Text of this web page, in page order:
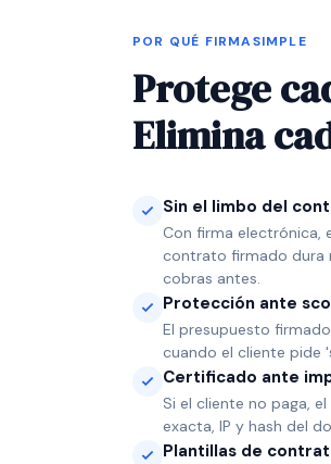
POR QUÉ FIRMASIMPLE
Protege
Elimina
Sin el limbo del
Con firma electrónica,
contrato firmado dura
cobras antes.
Protección ante
El presupuesto
cuando el cliente pide
Certificado ante
Si el cliente no paga,
exacta, IP y hash del
Plantillas de